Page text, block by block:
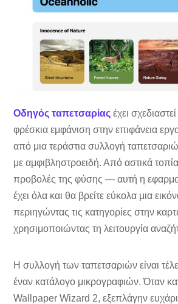
Οδηγός ταπετσαρίας έχει
φρέσκια εμφάνιση στην επιφάνεια
από μια τεράστια συλλογή
με αμφιβληστροειδή. Από αστικά
προβολές της φύσης — αυτή η
έχει όλα και θα βρείτε εύκολα μια
περιηγώντας τις κατηγορίες στην
χρησιμοποιώντας τη λειτουργία
Η συλλογή των ταπετσαριών είναι
έναν κατάλογο μικρογραφιών. Όταν
Wallpaper Wizard 2, εξεπλάγην